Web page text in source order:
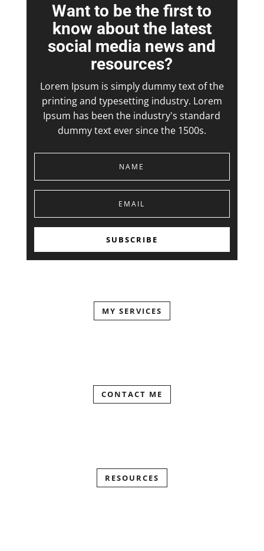
Want to be the first to
know about the latest
social media news and
resources?
Lorem Ipsum is simply dummy text of the
printing and typesetting industry. Lorem
Ipsum has been the industry's standard
dummy text ever since the 1500s.
SUBSCRIBE
MY SERVICES
CONTACT ME
RESOURCES